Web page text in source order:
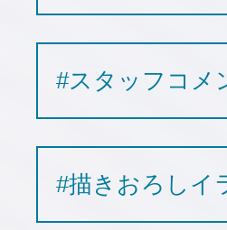
#スタッフコメ
#描きおろしイ